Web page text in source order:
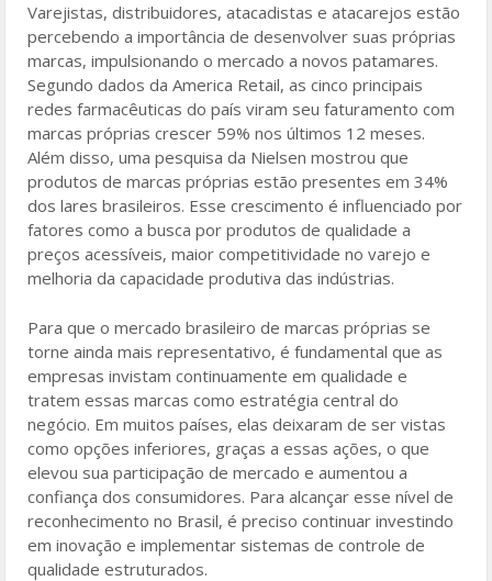
Varejistas, distribuidores, atacadistas e atacarejos estão
percebendo a importância de desenvolver suas próprias
marcas, impulsionando o mercado a novos patamares.
Segundo dados da America Retail, as cinco principais
redes farmacêuticas do país viram seu faturamento com
marcas próprias crescer 59% nos últimos 12 meses.
Além disso, uma pesquisa da Nielsen mostrou que
produtos de marcas próprias estão presentes em 34%
dos lares brasileiros. Esse crescimento é influenciado por
fatores como a busca por produtos de qualidade a
preços acessíveis, maior competitividade no varejo e
melhoria da capacidade produtiva das indústrias.
Para que o mercado brasileiro de marcas próprias se
torne ainda mais representativo, é fundamental que as
empresas invistam continuamente em qualidade e
tratem essas marcas como estratégia central do
negócio. Em muitos países, elas deixaram de ser vistas
como opções inferiores, graças a essas ações, o que
elevou sua participação de mercado e aumentou a
confiança dos consumidores. Para alcançar esse nível de
reconhecimento no Brasil, é preciso continuar investindo
em inovação e implementar sistemas de controle de
qualidade estruturados.